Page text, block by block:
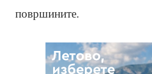
површините.